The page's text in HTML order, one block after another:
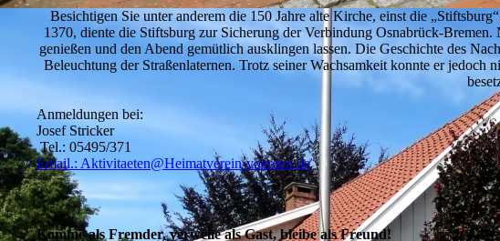
Besichtigen Sie unter anderem die 150 Jahre alte Kirche, einst die
1370, diente die Stiftsburg zur Sicherung der Verbindung Osnabrück-
genießen und den Abend gemütlich ausklingen lassen. Die Geschichte des
Beleuchtung der Straßenlaternen. Trotz seiner Wachsamkeit konnte er
Anmeldungen bei:
Josef Stricker
Tel.: 05495/371
Email.: Aktivitaeten@Heimatverein-voerden.de
Komme als Fremder, verweile als Gast, bleibe als Freund!